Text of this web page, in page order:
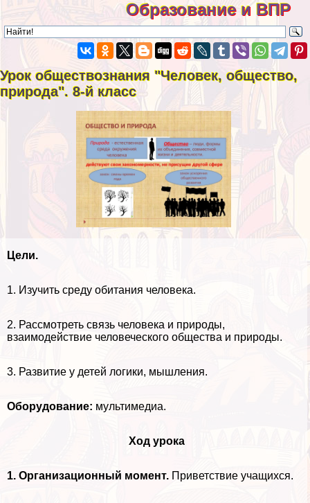
Образование и ВПР
Урок обществознания "Человек, общество,
природа". 8-й класс
Цели.
1. Изучить среду обитания человека.
2. Рассмотреть связь человека и природы,
взаимодействие человеческого общества и природы.
3. Развитие у детей логики, мышления.
Оборудование: мультимедиа.
Ход урока
1. Организационный момент. Приветствие учащихся.